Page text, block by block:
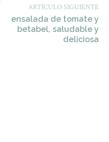
ARTÍCULO SIGUIENTE
ensalada de tomate y
betabel, saludable y
deliciosa